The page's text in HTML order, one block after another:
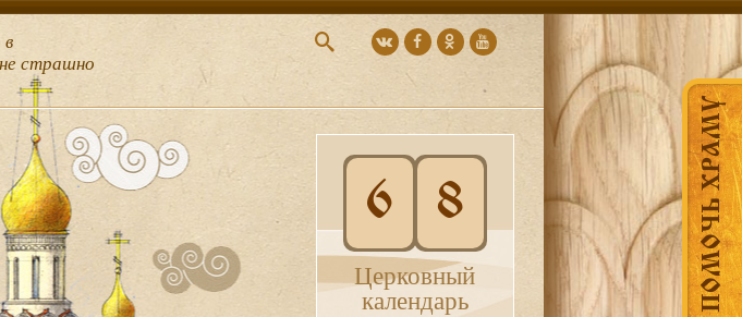
ПОМОЧЬ ХРАМУ
страшно
6 8
Церковный
календарь